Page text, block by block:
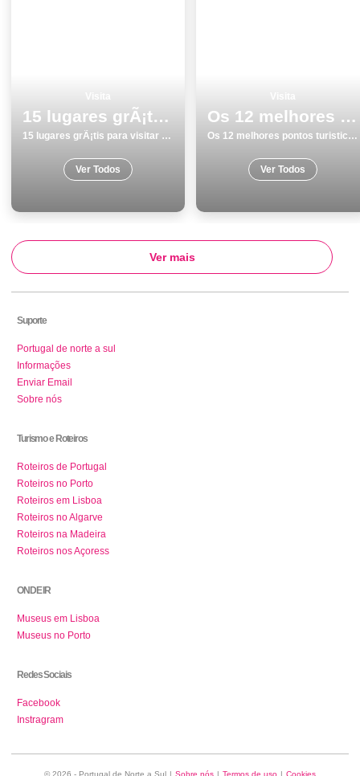
15 lugares grÃ¡tis para visitar na Ilha de SÃ£o Miguel
15 lugares grÃ¡tis para visitar na Ilha de SÃ£o Miguel
Ver Todos
Os 12 melhores pontos turisticos e passeios em Ilha de SÃ£o Miguel
Os 12 melhores pontos turisticos e passeios em Ilha de SÃ£o Miguel
Ver Todos
Ver mais
Suporte
Portugal de norte a sul
Informações
Enviar Email
Sobre nós
Turismo e Roteiros
Roteiros de Portugal
Roteiros no Porto
Roteiros em Lisboa
Roteiros no Algarve
Roteiros na Madeira
Roteiros nos Açoress
ONDE IR
Museus em Lisboa
Museus no Porto
Redes Sociais
Facebook
Instragram
© 2026 - Portugal de Norte a Sul | Sobre nós | Termos de uso | Cookies